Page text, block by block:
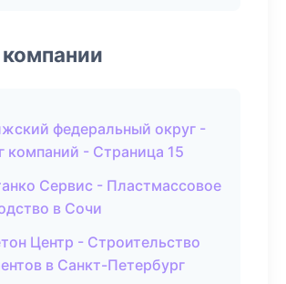
федеральный округ -
компаний - Страница 15
Сервис - Пластмассовое
в Сочи
Центр - Строительство
в Санкт-Петербург